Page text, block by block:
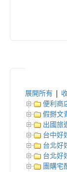
展開所有
便利商
假掰文
出國旅
台中好
台北好
台北好
團購宅